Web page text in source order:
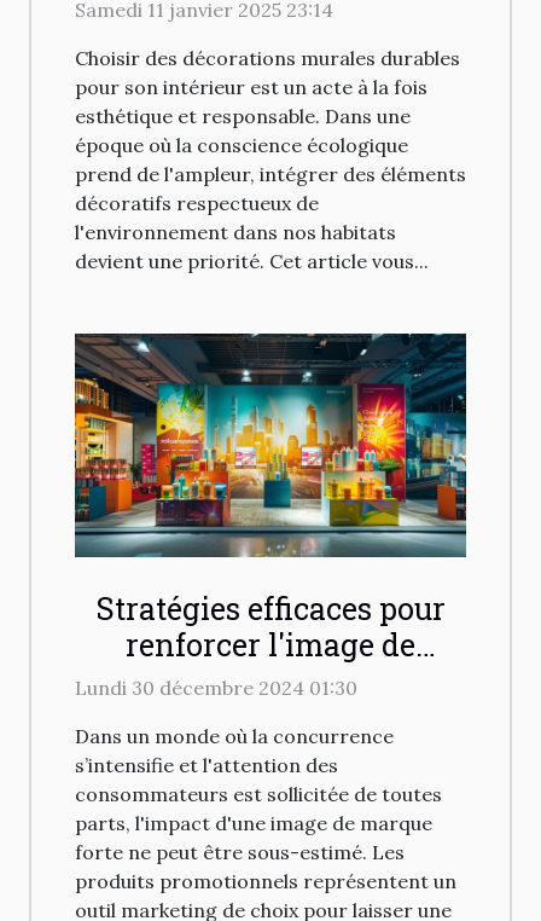
Samedi 11 janvier 2025 23:14
Choisir des décorations murales durables
pour son intérieur est un acte à la fois
esthétique et responsable. Dans une
époque où la conscience écologique
prend de l'ampleur, intégrer des éléments
décoratifs respectueux de
l'environnement dans nos habitats
devient une priorité. Cet article vous...
Stratégies efficaces pour
renforcer l'image de
marque avec des produits
Lundi 30 décembre 2024 01:30
Dans un monde où la concurrence
s’intensifie et l'attention des
consommateurs est sollicitée de toutes
parts, l'impact d'une image de marque
forte ne peut être sous-estimé. Les
produits promotionnels représentent un
outil marketing de choix pour laisser une